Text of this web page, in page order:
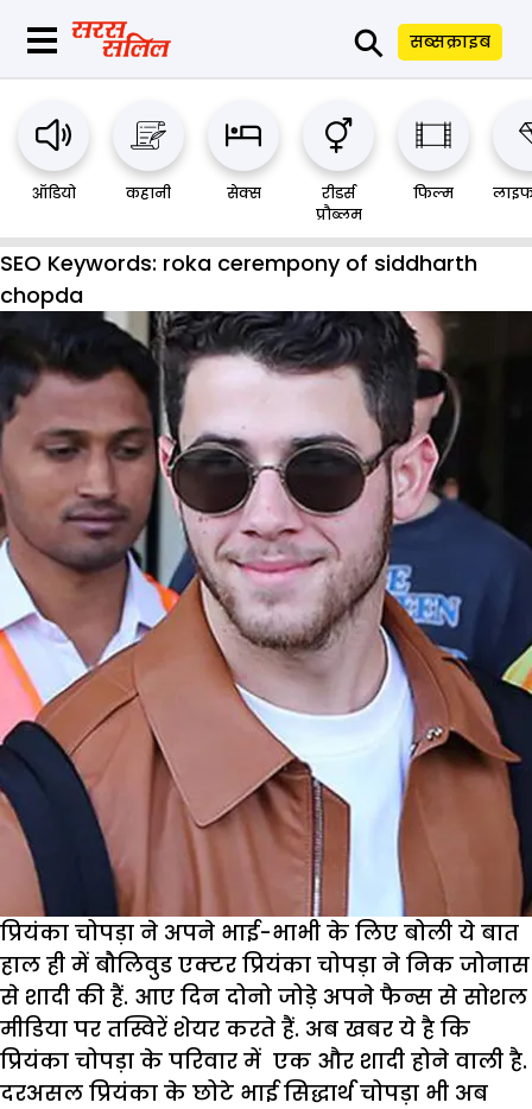
⚲ सब्सक्राइब
ऑडियो कहानी सेक्स
रीडर्स
प्रौब्लम
फिल्म
SEO Keywords: roka cerempony of siddharth
chopda
प्रियंका चोपड़ा ने अपने भाई-भाभी के लिए बोली ये बात
हाल ही में बौलिवुड एक्टर प्रियंका चोपड़ा ने निक जोनास
से शादी की हैं. आए दिन दोनो जोड़े अपने फैन्स से सोशल
मीडिया पर तस्विरें शेयर करते हैं. अब खबर ये है कि
प्रियंका चोपड़ा के परिवार में एक और शादी होने वाली है.
दरअसल प्रियंका के छोटे भाई सिद्धार्थ चोपड़ा भी अब